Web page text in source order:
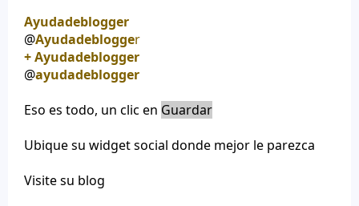
Ayudadeblogger
@Ayudadeblogger
+ Ayudadeblogger
@ayudadeblogger
Eso es todo, un clic en Guardar
Ubique su widget social donde mejor le parezca
Visite su blog